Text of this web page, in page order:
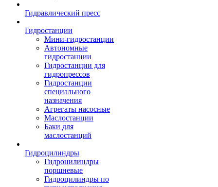
Гидравлический пресс
Гидростанции
Мини-гидростанции
Автономные
гидростанции
Гидростанции для
гидропрессов
Гидростанции
специального
назначения
Агрегаты насосные
Маслостанции
Баки для
маслостанций
Гидроцилиндры
Гидроцилиндры
поршневые
Гидроцилиндры по